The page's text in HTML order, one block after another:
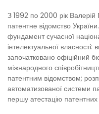
З 1992 по 2000 рік
патентне відомство
фундамент сучасної
інтелектуальної
започатковано офіційний
міжнародного
патентним відомством;
автоматизованої системи
першу атестацію патентних